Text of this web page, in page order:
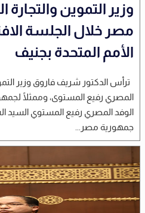
وزير التموين والتجارة
مصر خلال الجلسة
الأمم المتحدة بجنيف
ترأس الدكتور شريف فاروق وزير
المصري رفيع المستوى، وممثلًا
الوفد المصري رفيع المستوي السيد
جمهورية مصر...